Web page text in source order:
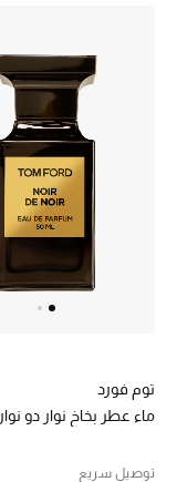
توم فورد
ماء عطر بخاخ نوار دو نوار
توصيل سريع